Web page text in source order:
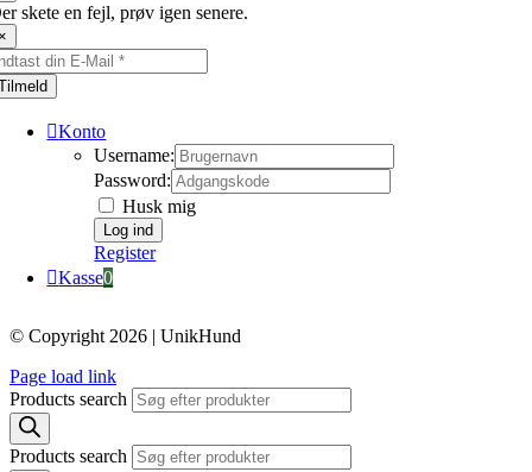
skete en fejl, prøv igen senere.
Konto
Username:
Password:
Husk mig
Register
Kasse0
© Copyright 2026 | UnikHund
Page load link
Products search
Products search